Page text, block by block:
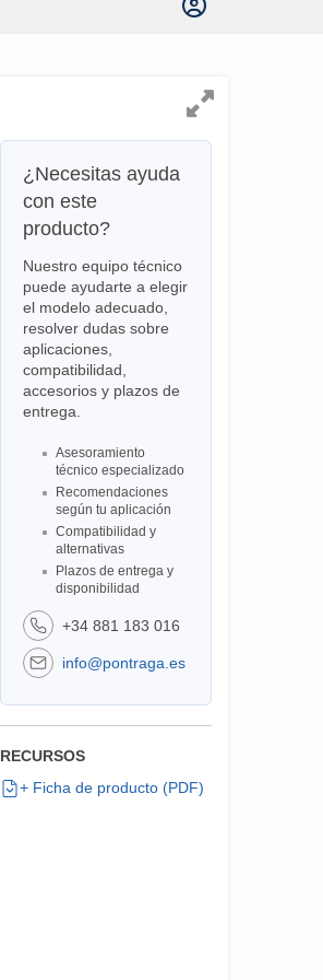
¿Necesitas ayuda
con este
producto?
Nuestro equipo técnico
puede ayudarte a elegir
el modelo adecuado,
resolver dudas sobre
aplicaciones,
compatibilidad,
accesorios y plazos de
entrega.
Asesoramiento
técnico especializado
Recomendaciones
según tu aplicación
Compatibilidad y
alternativas
Plazos de entrega y
disponibilidad
+34 881 183 016
info@pontraga.es
RECURSOS
+ Ficha de producto (PDF)